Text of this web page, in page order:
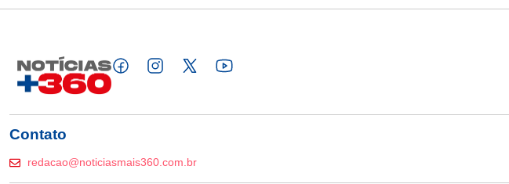
Contato
redacao@noticiasmais360.com.br